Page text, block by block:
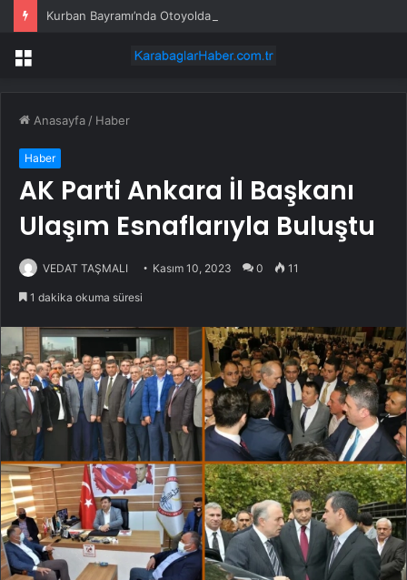
Kurban Bayramı’nda Otoyolda Yoğunluk
Menü
Anasayfa / Haber
Haber
AK Parti Ankara İl Başkanı
Ulaşım Esnaflarıyla Buluştu
VEDAT TAŞMALI Kasım 10, 2023 0 11
1 dakika okuma süresi